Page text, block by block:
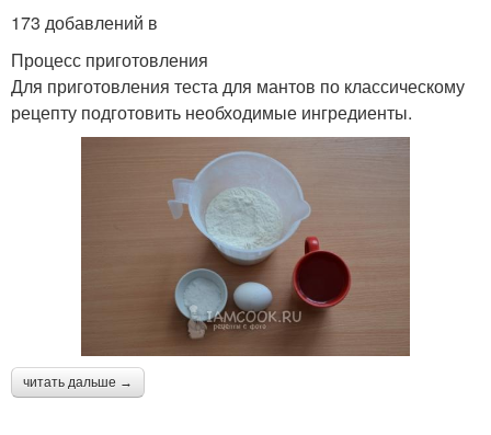
173 добавлений в
Процесс приготовления
Для приготовления теста для мантов по классическому
рецепту подготовить необходимые ингредиенты.
читать дальше →